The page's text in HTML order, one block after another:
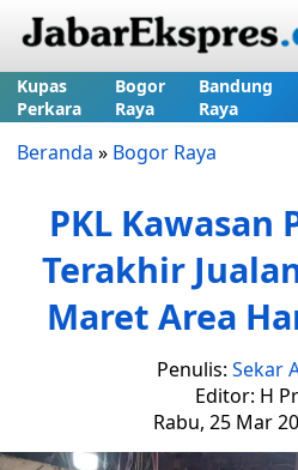
Kupas
Perkara
Bogor
Raya
Bandung
Raya
Beranda » Bogor Raya
PKL Kawasan
Terakhir
Maret Area
Penulis: Sekar
Editor: H
Rabu, 25 Mar